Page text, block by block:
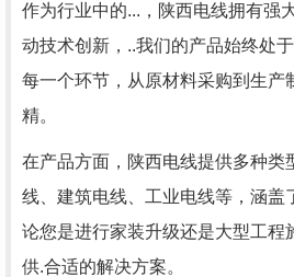
作为行业中的...，陕西电线拥有强
动技术创新，..我们的产品始终处
每一个环节，从原材料采购到生产
精。
在产品方面，陕西电线提供多种类
线、建筑电线、工业电线等，涵盖
论您是进行家装升级还是大型工程
供.合适的解决方案。